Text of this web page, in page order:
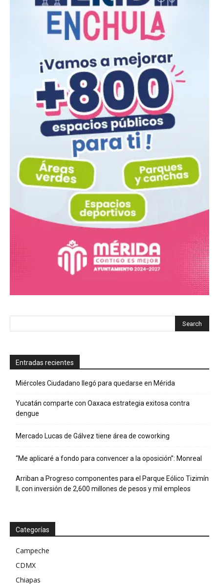
Entradas recientes
Miércoles Ciudadano llegó para quedarse en Mérida
Yucatán comparte con Oaxaca estrategia exitosa contra
dengue
Mercado Lucas de Gálvez tiene área de coworking
“Me aplicaré a fondo para convencer a la oposición”: Monreal
Arriban a Progreso componentes para el Parque Eólico Tizimín
II, con inversión de 2,600 millones de pesos y mil empleos
Categorías
Campeche
CDMX
Chiapas